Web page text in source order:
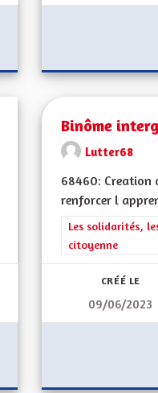
RÉEL POUR
le rayonnement de l'Alsace
VITE !
Binôme
Lutter68
68460: Creation
renforcer l
Filtrer les
Les solidarités,
citoyenne
CRÉÉ LE
09/06/2023